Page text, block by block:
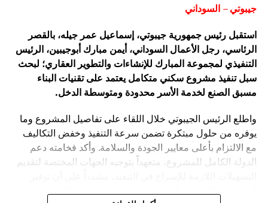
جيبوتي – السوداني
استقبل رئيس جمهورية جيبوتي، إسماعيل عمر جيله، بالقصر
الرئاسي، رجل الأعمال السوداني، أيمن مبارك أبوجيبين، الرئيس
التنفيذي لمجموعة المبارك للإنشاءات والتطوير العقاري؛ لبحث
سبل تنفيذ مشروع سكني متكامل يعتمد على تقنيات البناء
مسبق الصنع لخدمة الأسر محدودة ومتوسطة الدخل.
واطلع الرئيس الجيبوتي خلال اللقاء على تفاصيل المشروع وما
يوفره من حلول مبتكرة تضمن سرعة التنفيذ وخفض التكاليف
مع الالتزام بأعلى معايير الجودة والسلامة. وأكد فخامته دعم
الدولة الكامل للمشروع، متعهداً بتوجيه الجهات المختصة لتقديم